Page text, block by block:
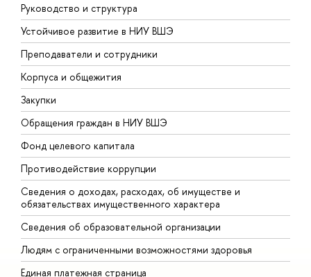
Руководство и структура
Устойчивое развитие в НИУ ВШЭ
Преподаватели и сотрудники
Корпуса и общежития
Закупки
Обращения граждан в НИУ ВШЭ
Фонд целевого капитала
Противодействие коррупции
Сведения о доходах, расходах, об имуществе и
обязательствах имущественного характера
Сведения об образовательной организации
Людям с ограниченными возможностями здоровья
Единая платежная страница